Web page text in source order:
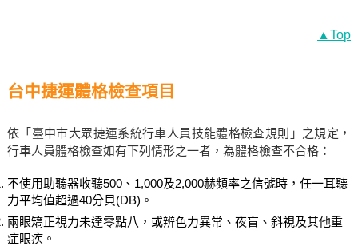
▲Top
台中捷運體格檢查項目
依「臺中市大眾捷運系統行車人員技能體格檢查規則」之規定，
行車人員體格檢查如有下列情形之一者，為體格檢查不合格：
不使用助聽器收聽500、1,000及2,000赫頻率之信號時，任一耳聽
力平均值超過40分貝(DB)。
兩眼矯正視力未達零點八，或辨色力異常、夜盲、斜視及其他重
症眼疾。